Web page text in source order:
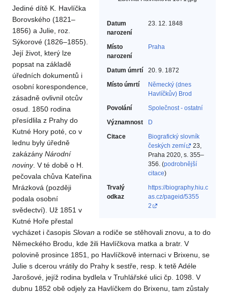
Datum
narození
23. 12. 1848
Místo
narození
Praha
Datum úmrtí
20. 9. 1872
Místo úmrtí
Německý (dnes
Havlíčkův) Brod
Povolání
Společnost - ostatní‎
Významnost
D
Citace
Biografický slovník
českých zemí
23,
Praha 2020, s. 355–
356. (podrobnější
citace)
Trvalý
odkaz
https://biography.hiu.c
as.cz/pageid/5355
2
Jediné dítě K. Havlíčka
Borovského (1821–
1856) a Julie, roz.
Sýkorové (1826–1855).
Její život, který lze
popsat na základě
úředních dokumentů i
osobní korespondence,
zásadně ovlivnil otcův
osud. 1850 rodina
přesídlila z Prahy do
Kutné Hory poté, co v
lednu byly úředně
zakázány Národní
noviny. V té době o H.
pečovala chůva Kateřina
Mrázková (později
podala osobní
svědectví). Už 1851 v
Kutné Hoře přestal
vycházet i časopis Slovan a rodiče se stěhovali znovu, a to do
Německého Brodu, kde žili Havlíčkova matka a bratr. V
polovině prosince 1851, po Havlíčkově internaci v Brixenu, se
Julie s dcerou vrátily do Prahy k sestře, resp. k tetě Adéle
Jarošové, jejíž rodina bydlela v Truhlářské ulici čp. 1098. V
dubnu 1852 obě odjely za Havlíčkem do Brixenu, tam zůstaly